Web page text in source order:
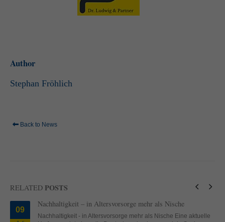
Author
Stephan Fröhlich
Back to News
RELATED POSTS
09
Nachhaltigkeit – in Altersvorsorge mehr als Nische
Nachhaltigkeit - in Altersvorsorge mehr als Nische Eine aktuelle